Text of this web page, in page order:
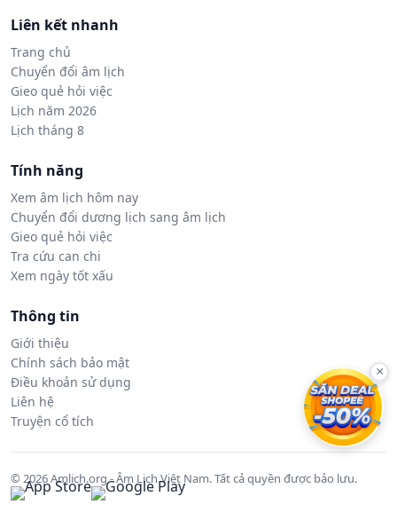
Liên kết nhanh
Trang chủ
Chuyển đổi âm lịch
Gieo quẻ hỏi việc
Lịch năm 2026
Lịch tháng 8
Tính năng
Xem âm lịch hôm nay
Chuyển đổi dương lịch sang âm lịch
Gieo quẻ hỏi việc
Tra cứu can chi
Xem ngày tốt xấu
Thông tin
Giới thiệu
Chính sách bảo mật
Điều khoản sử dụng
Liên hệ
Truyện cổ tích
© 2026 Amlich.org - Âm Lịch Việt Nam. Tất cả quyền được bảo lưu.
×